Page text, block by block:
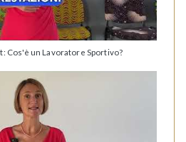
Cos'è un Lavoratore Sportivo?